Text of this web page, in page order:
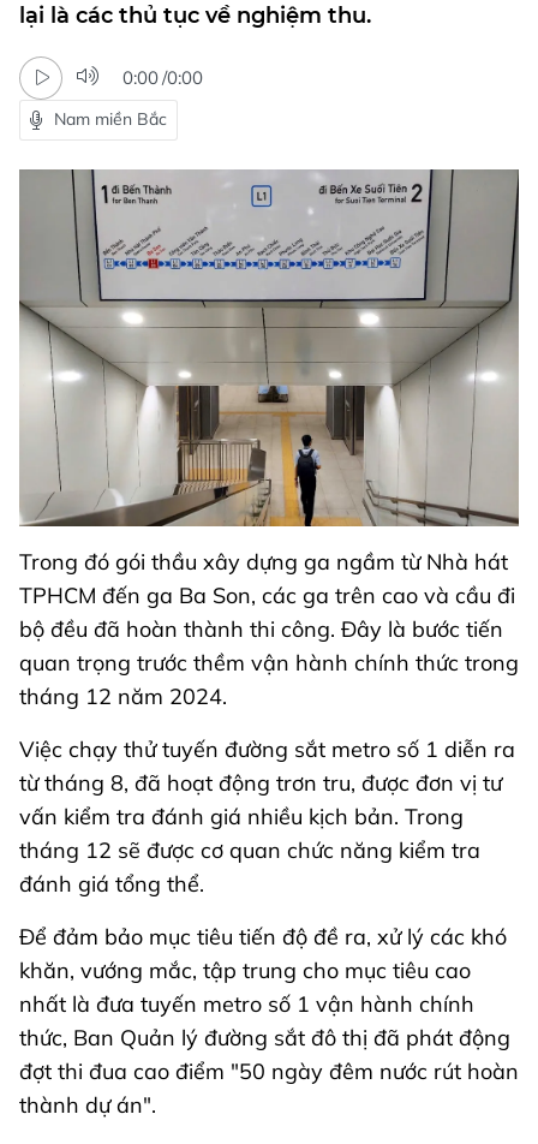
lại là các thủ tục về nghiệm thu.
0:00/0:00
Nam miền Bắc
Trong đó gói thầu xây dựng ga ngầm từ Nhà hát
TPHCM đến ga Ba Son, các ga trên cao và cầu đi
bộ đều đã hoàn thành thi công. Đây là bước tiến
quan trọng trước thềm vận hành chính thức trong
tháng 12 năm 2024.
Việc chạy thử tuyến đường sắt metro số 1 diễn ra
từ tháng 8, đã hoạt động trơn tru, được đơn vị tư
vấn kiểm tra đánh giá nhiều kịch bản. Trong
tháng 12 sẽ được cơ quan chức năng kiểm tra
đánh giá tổng thể.
Để đảm bảo mục tiêu tiến độ đề ra, xử lý các khó
khăn, vướng mắc, tập trung cho mục tiêu cao
nhất là đưa tuyến metro số 1 vận hành chính
thức, Ban Quản lý đường sắt đô thị đã phát động
đợt thi đua cao điểm "50 ngày đêm nước rút hoàn
thành dự án".